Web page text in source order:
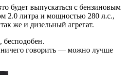
будет выпускаться с бензиновым
2.0 литра и мощностью 280 л.с.,
же и дизельный агрегат.
бесподобен.
ничего говорить — можно лучше